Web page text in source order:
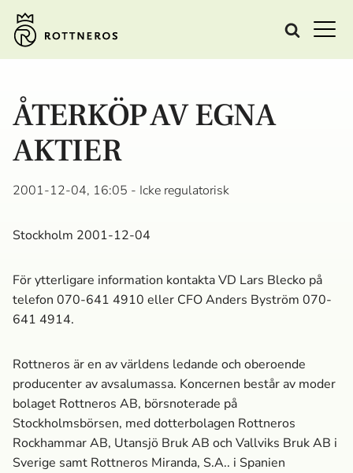
ÅTERKÖP AV EGNA
AKTIER
2001-12-04, 16:05 - Icke regulatorisk
Stockholm 2001-12-04
För ytterligare information kontakta VD Lars Blecko på
telefon 070-641 4910 eller CFO Anders Byström 070-
641 4914.
Rottneros är en av världens ledande och oberoende
producenter av avsalumassa­. Koncernen består av moder
bolaget Rottneros AB, börsnoterade på
Stockholmsbörsen, med dotterbolagen Rottneros
Rockhammar AB, Utansjö Bruk AB och Vallviks Bruk AB i
Sverige samt Rottneros Miranda, S.A.. i Spanien